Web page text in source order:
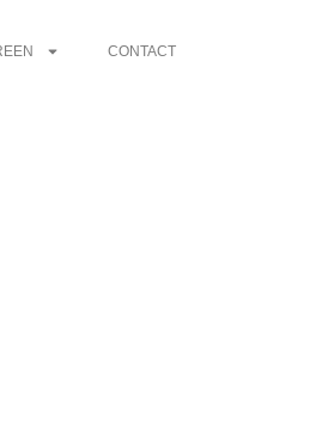
CONTACT